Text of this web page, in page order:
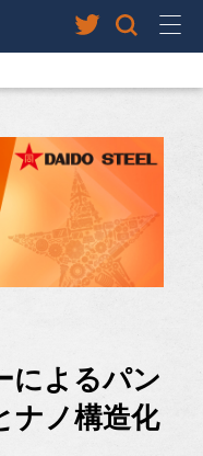
によるパン
ナノ構造化